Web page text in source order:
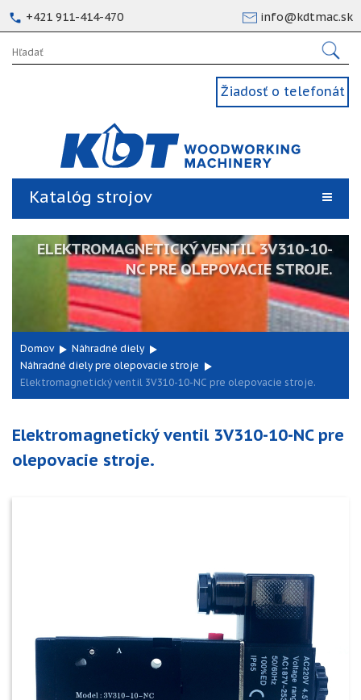
+421 911-414-470 info@kdtmac.sk
Žiadosť o telefonát
Katalóg strojov
ELEKTROMAGNETICKÝ VENTIL 3V310-10-
NC PRE OLEPOVACIE STROJE.
Domov
Náhradné diely
Náhradné diely pre olepovacie stroje
Elektromagnetický ventil 3V310-10-NC pre olepovacie stroje.
Elektromagnetický ventil 3V310-10-NC pre
olepovacie stroje.